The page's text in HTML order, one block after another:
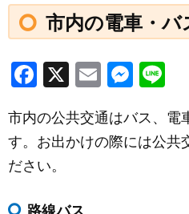
市内の電車・バ
F
c
e
b
o
X
E
ail
M
ss
e
e
市内の公共交通はバス、電
す。お出かけの際には公共
ださい。